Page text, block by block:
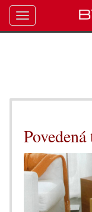
Toggle
navigation